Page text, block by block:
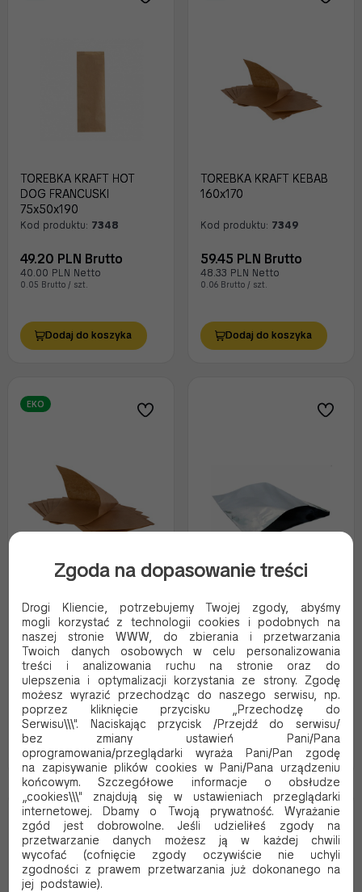
TOREBKA KRAFT HOT
DOG FRANCUSKI
75x50x190
Kod produktu: 7348
49.20 PLN Brutto
40.00 PLN Netto
0.05 Brutto / szt.
Dodaj do koszyka
TOREBKA KRAFT KEBAB
160x170
Kod produktu: 7349
59.45 PLN Brutto
48.33 PLN Netto
0.06 Brutto / szt.
Dodaj do koszyka
EKO
160x170 POWLEKANA PE
Kod produktu:7350
82.00 PLN Brutto
66.67 PLN Netto
0.08 Brutto / szt.
Dodaj do koszyka
aluminiowo foliowa DUŻA
250/250
Kod produktu:7301
61.50 PLN Brutto
50.00 PLN Netto
0.62 Brutto / szt.
Oczekujemy dostawy
Zgoda na dopasowanie treści
Drogi Kliencie, potrzebujemy Twojej zgody, abyśmy
mogli korzystać z technologii cookies i podobnych na
naszej stronie WWW, do zbierania i przetwarzania
Twoich danych osobowych w celu personalizowania
treści i analizowania ruchu na stronie oraz do
ulepszenia i optymalizacji korzystania ze strony. Zgodę
możesz wyrazić przechodząc do naszego serwisu, np.
poprzez kliknięcie przycisku „Przechodzę do
Serwisu\\\". Naciskając przycisk /Przejdź do serwisu/
bez zmiany ustawień Pani/Pana
oprogramowania/przeglądarki wyraża Pani/Pan zgodę
na zapisywanie plików cookies w Pani/Pana urządzeniu
końcowym. Szczegółowe informacje o obsłudze
„cookies\\\" znajdują się w ustawieniach przeglądarki
internetowej. Dbamy o Twoją prywatność. Wyrażanie
zgód jest dobrowolne. Jeśli udzieliłeś zgody na
przetwarzanie danych możesz ją w każdej chwili
wycofać (cofnięcie zgody oczywiście nie uchyli
zgodności z prawem przetwarzania już dokonanego na
jej podstawie).